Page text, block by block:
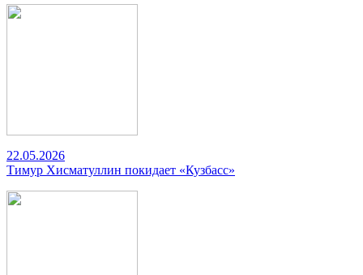
22.05.2026
Тимур Хисматуллин покидает «Кузбасс»